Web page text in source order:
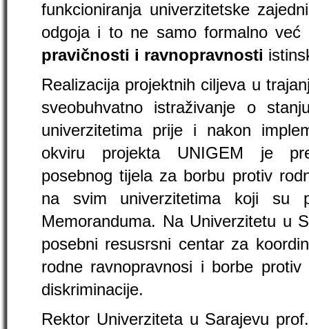
funkcioniranja univerzitetske
odgoja i to ne samo formalno
pravičnosti i ravnopravnosti
Realizacija projektnih ciljeva u
sveobuhvatno istraživanje o
univerzitetima prije i nakon
okviru projekta UNIGEM je
posebnog tijela za borbu protiv
na svim univerzitetima koji su
Memoranduma. Na Univerzitetu u
posebni resusrsni centar za
rodne ravnopravnosi i borbe
diskriminacije.
Rektor Univerziteta u Sarajevu